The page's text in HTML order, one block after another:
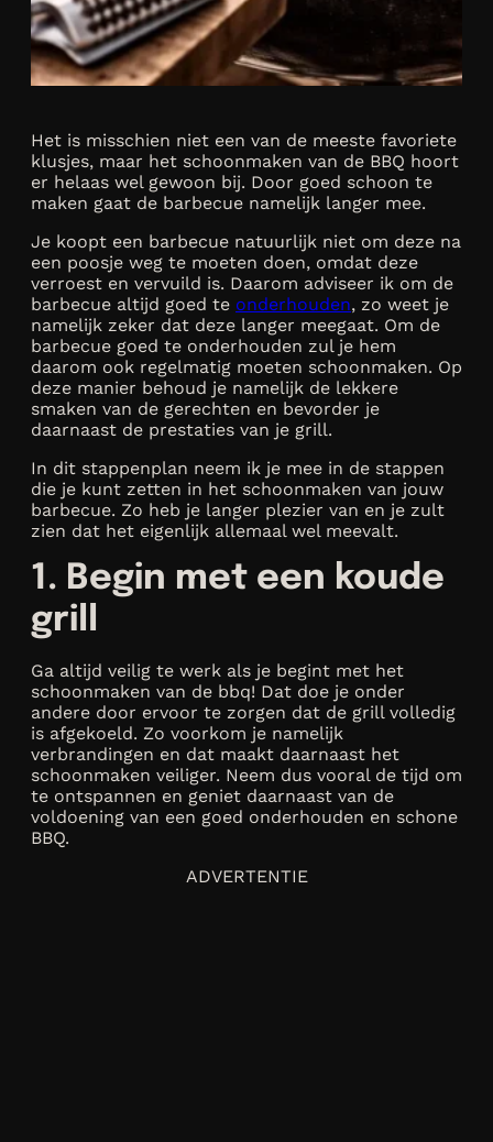
Het is misschien niet een van de meeste favoriete
klusjes, maar het schoonmaken van de BBQ hoort
er helaas wel gewoon bij. Door goed schoon te
maken gaat de barbecue namelijk langer mee.
Je koopt een barbecue natuurlijk niet om deze na
een poosje weg te moeten doen, omdat deze
verroest en vervuild is. Daarom adviseer ik om de
barbecue altijd goed te onderhouden, zo weet je
namelijk zeker dat deze langer meegaat. Om de
barbecue goed te onderhouden zul je hem
daarom ook regelmatig moeten schoonmaken. Op
deze manier behoud je namelijk de lekkere
smaken van de gerechten en bevorder je
daarnaast de prestaties van je grill.
In dit stappenplan neem ik je mee in de stappen
die je kunt zetten in het schoonmaken van jouw
barbecue. Zo heb je langer plezier van en je zult
zien dat het eigenlijk allemaal wel meevalt.
1. Begin met een koude
grill
Ga altijd veilig te werk als je begint met het
schoonmaken van de bbq! Dat doe je onder
andere door ervoor te zorgen dat de grill volledig
is afgekoeld. Zo voorkom je namelijk
verbrandingen en dat maakt daarnaast het
schoonmaken veiliger. Neem dus vooral de tijd om
te ontspannen en geniet daarnaast van de
voldoening van een goed onderhouden en schone
BBQ.
ADVERTENTIE